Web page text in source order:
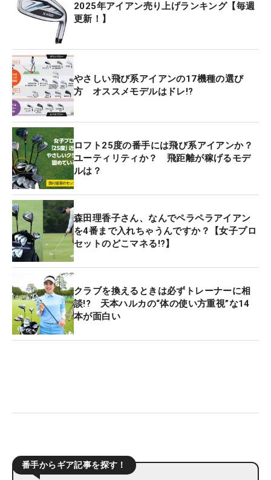
2025年アイアン売り上げランキング【毎週
更新！】
やさしい飛び系アイアンの17機種の選び
方 オススメモデルはドレ!?
ロフト25度の番手には飛び系アイアンか？
ユーティリティか？ 飛距離が稼げるモデ
ルは？
森田理香子さん、なんでペラペラアイアン
を4番まで入れちゃうんですか？【女子プロ
セットのどこマネる!?】
クラブを換えるときは必ずトレーナーに相
談!? 天本ハルカの“体の使い方重視”な14
本が面白い
番手からギア記事を探す！